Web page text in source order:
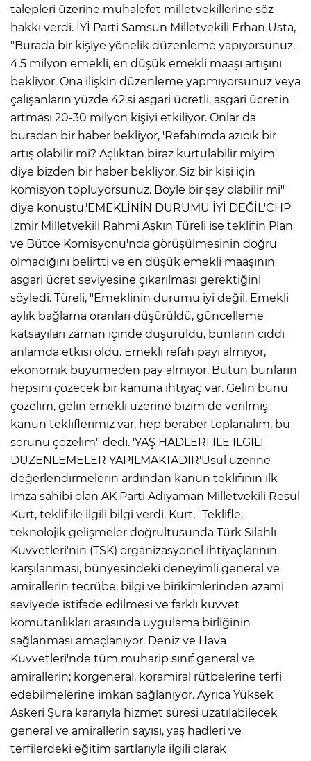
talepleri üzerine muhalefet milletvekillerine söz
hakkı verdi. İYİ Parti Samsun Milletvekili Erhan Usta,
"Burada bir kişiye yönelik düzenleme yapıyorsunuz.
4,5 milyon emekli, en düşük emekli maaşı artışını
bekliyor. Ona ilişkin düzenleme yapmıyorsunuz veya
çalışanların yüzde 42'si asgari ücretli, asgari ücretin
artması 20-30 milyon kişiyi etkiliyor. Onlar da
buradan bir haber bekliyor, 'Refahımda azıcık bir
artış olabilir mi? Açlıktan biraz kurtulabilir miyim'
diye bizden bir haber bekliyor. Siz bir kişi için
komisyon topluyorsunuz. Böyle bir şey olabilir mi"
diye konuştu.'EMEKLİNİN DURUMU İYİ DEĞİL'CHP
İzmir Milletvekili Rahmi Aşkın Türeli ise teklifin Plan
ve Bütçe Komisyonu'nda görüşülmesinin doğru
olmadığını belirtti ve en düşük emekli maaşının
asgari ücret seviyesine çıkarılması gerektiğini
söyledi. Türeli, "Emeklinin durumu iyi değil. Emekli
aylık bağlama oranları düşürüldü, güncelleme
katsayıları zaman içinde düşürüldü, bunların ciddi
anlamda etkisi oldu. Emekli refah payı almıyor,
ekonomik büyümeden pay almıyor. Bütün bunların
hepsini çözecek bir kanuna ihtiyaç var. Gelin bunu
çözelim, gelin emekli üzerine bizim de verilmiş
kanun tekliflerimiz var, hep beraber toplanalım, bu
sorunu çözelim" dedi. 'YAŞ HADLERİ İLE İLGİLİ
DÜZENLEMELER YAPILMAKTADIR'Usul üzerine
değerlendirmelerin ardından kanun teklifinin ilk
imza sahibi olan AK Parti Adıyaman Milletvekili Resul
Kurt, teklif ile ilgili bilgi verdi. Kurt, "Teklifle,
teknolojik gelişmeler doğrultusunda Türk Silahlı
Kuvvetleri'nin (TSK) organizasyonel ihtiyaçlarının
karşılanması, bünyesindeki deneyimli general ve
amirallerin tecrübe, bilgi ve birikimlerinden azami
seviyede istifade edilmesi ve farklı kuvvet
komutanlıkları arasında uygulama birliğinin
sağlanması amaçlanıyor. Deniz ve Hava
Kuvvetleri'nde tüm muharip sınıf general ve
amirallerin; korgeneral, koramiral rütbelerine terfi
edebilmelerine imkan sağlanıyor. Ayrıca Yüksek
Askeri Şura kararıyla hizmet süresi uzatılabilecek
general ve amirallerin sayısı, yaş hadleri ve
terfilerdeki eğitim şartlarıyla ilgili olarak